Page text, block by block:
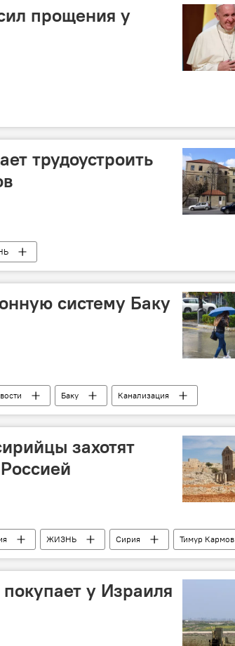
прощения у
трудоустроить
систему Баку
Баку
Канализация
захотят
ЖИЗНЬ Сирия Тимур Кармов
у Израиля